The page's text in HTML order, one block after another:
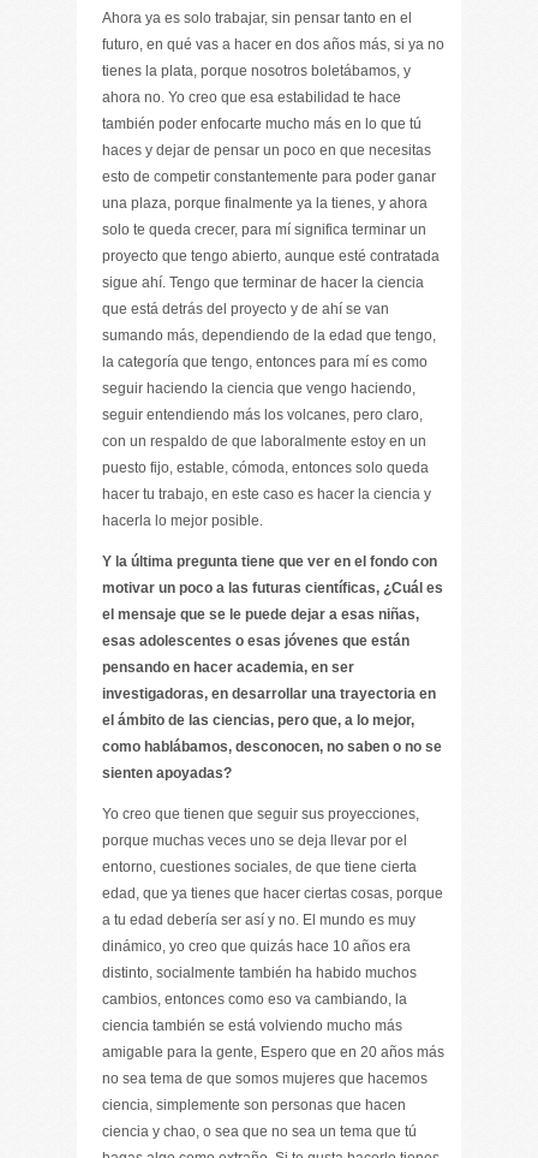
Ahora ya es solo trabajar, sin pensar tanto en el
futuro, en qué vas a hacer en dos años más, si ya no
tienes la plata, porque nosotros boletábamos, y
ahora no. Yo creo que esa estabilidad te hace
también poder enfocarte mucho más en lo que tú
haces y dejar de pensar un poco en que necesitas
esto de competir constantemente para poder ganar
una plaza, porque finalmente ya la tienes, y ahora
solo te queda crecer, para mí significa terminar un
proyecto que tengo abierto, aunque esté contratada
sigue ahí. Tengo que terminar de hacer la ciencia
que está detrás del proyecto y de ahí se van
sumando más, dependiendo de la edad que tengo,
la categoría que tengo, entonces para mí es como
seguir haciendo la ciencia que vengo haciendo,
seguir entendiendo más los volcanes, pero claro,
con un respaldo de que laboralmente estoy en un
puesto fijo, estable, cómoda, entonces solo queda
hacer tu trabajo, en este caso es hacer la ciencia y
hacerla lo mejor posible.
Y la última pregunta tiene que ver en el fondo con
motivar un poco a las futuras científicas, ¿Cuál es
el mensaje que se le puede dejar a esas niñas,
esas adolescentes o esas jóvenes que están
pensando en hacer academia, en ser
investigadoras, en desarrollar una trayectoria en
el ámbito de las ciencias, pero que, a lo mejor,
como hablábamos, desconocen, no saben o no se
sienten apoyadas?
Yo creo que tienen que seguir sus proyecciones,
porque muchas veces uno se deja llevar por el
entorno, cuestiones sociales, de que tiene cierta
edad, que ya tienes que hacer ciertas cosas, porque
a tu edad debería ser así y no. El mundo es muy
dinámico, yo creo que quizás hace 10 años era
distinto, socialmente también ha habido muchos
cambios, entonces como eso va cambiando, la
ciencia también se está volviendo mucho más
amigable para la gente, Espero que en 20 años más
no sea tema de que somos mujeres que hacemos
ciencia, simplemente son personas que hacen
ciencia y chao, o sea que no sea un tema que tú